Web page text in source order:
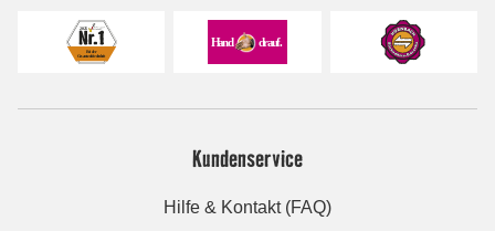
Kundenservice
Hilfe & Kontakt (FAQ)